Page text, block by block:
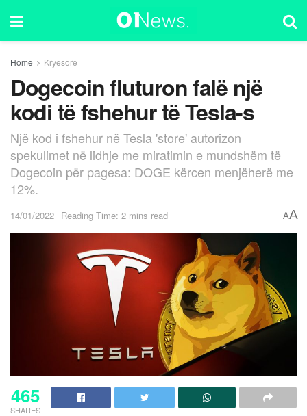
Home Kryesore
Dogecoin fluturon falë një
kodi të fshehur të Tesla-s
Një kod i fshehur në Tesla 'store' autorizon
spekulimet në lidhje me miratimin e mundshëm të
Dogecoin për pagesa: DOGE kërcen menjëherë me
12%.
14/01/2022 Reading Time: 2 mins read AA
465
SHARES